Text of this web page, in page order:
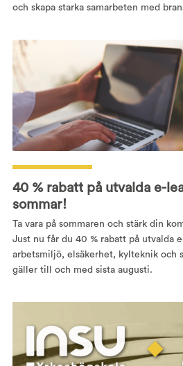
och skapa starka samarbeten med
40 % rabatt på utvalda e-
sommar!
Ta vara på sommaren och stärk din
Just nu får du 40 % rabatt på utvalda
arbetsmiljö, elsäkerhet, kylteknik och
gäller till och med sista augusti.